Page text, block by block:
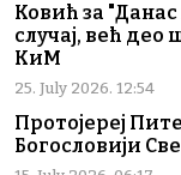
Ковић за
случај, већ
КиМ
25. July 2026. 12:54
Протојереј
Богословији